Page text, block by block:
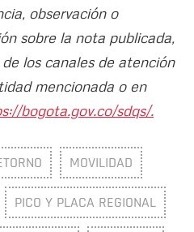
observación o
sobre la nota publicada,
los canales de atención
mencionada o en
bogota.gov.co/sdqs/.
MOVILIDAD
PICO Y PLACA REGIONAL